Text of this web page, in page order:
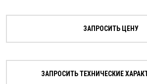
ЗАПРОСИТЬ ЦЕНУ
ЗАПРОСИТЬ ТЕХНИЧЕСКИЕ